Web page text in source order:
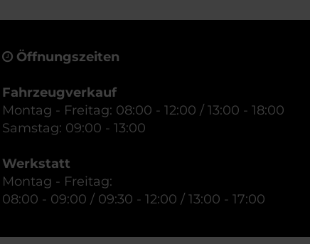
Öffnungszeiten
Fahrzeugverkauf
Montag - Freitag: 08:00 - 12:00 / 13:00 - 18:00
Samstag: 09:00 - 13:00
Werkstatt
Montag - Freitag:
08:00 - 09:00 / 09:30 - 12:00 / 13:00 - 17:00